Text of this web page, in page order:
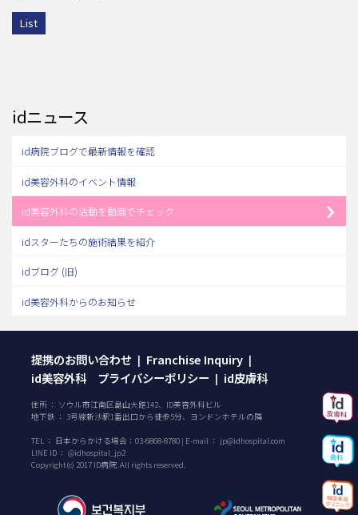
List
idニュース
id病院ブログで最新情報を確認
id美容外科のイベント情報
id美容外科の活動を動画でチェック
idスターたちの施術結果を紹介
idブログ (旧)
id美容外科からのお知らせ
提携のお問い合わせ | Franchise Inquiry |
id美容外科 プライバシーポリシー | id皮膚科
住所 ： ソウル市江南区島山大路142、ID美容外科ビル
地下鉄 ： 3号線新沙駅1番出口から徒歩5分、ヨンドンホテルの隣
TEL ： 日本からかける場合： 03-6868-8780 | E-mail ： jp@idhospital.com
LINE ID ： @idhospital_jp2
Copyright(c) 2017 ID病院. All rights reserved.